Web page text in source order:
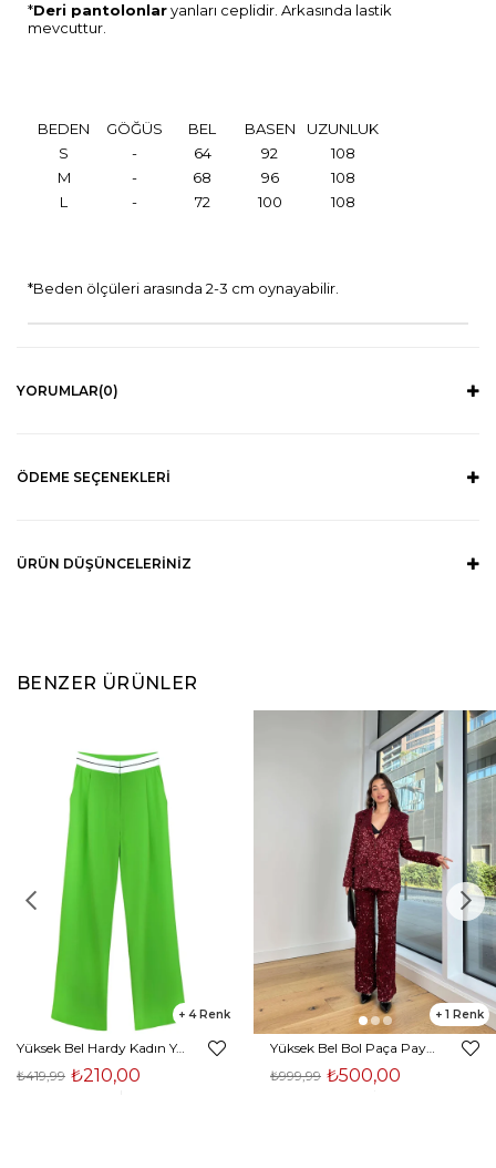
*Deri pantolonlaryanları ceplidir. Arkasında lastik
mevcuttur.
BEDEN GÖĞÜS BEL BASEN
UZUNLUK
S
- 64 92
108
M
- 68 96
108
L
- 72 100 108
*Beden ölçüleri arasında 2-3 cm oynayabilir.
YORUMLAR(0)
ÖDEME SEÇENEKLERI
ÜRÜN DÜŞÜNCELERINIZ
BENZER ÜRÜNLER
4
Yüksek Bel Hardy Kadın Yeşil Palazzo Pantolon 23K000407
₺210,00
₺419,99
1
₺500,00
₺999,99